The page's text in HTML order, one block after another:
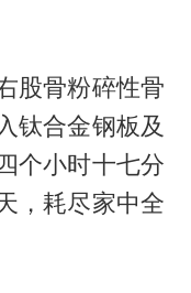
股骨粉碎性骨
钛合金钢板及
个小时十七分
，耗尽家中全